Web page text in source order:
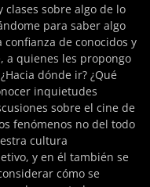
sobre algo de lo
para saber algo
de conocidos y
a quienes les propongo
dónde ir? ¿Qué
inquietudes
sobre el cine de
fenómenos no del todo
cultura
y en él también se
cómo se